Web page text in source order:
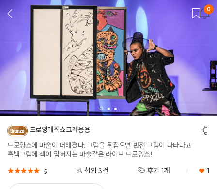
뒤
로
0
드로잉매직쇼크레용용
드로잉쇼에 마술이 더해졌다. 그림을 뒤집으면 반전 그림이 나타나고
흑백그림에 색이 입혀지는 마술같은 라이브 드로잉쇼!
★★★★★
★★★★★ 5 섭외 3건 후기 1개 1
공
유